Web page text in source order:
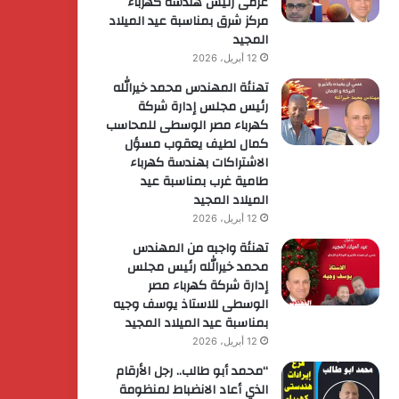
مركز شرق بمناسبة عيد الميلاد
المجيد
12 أبريل، 2026
تهنئة المهندس محمد خيرالله
رئيس مجلس إدارة شركة
كهرباء مصر الوسطى للمحاسب
كمال لطيف يعقوب مسؤل
الاشتراكات بهندسة كهرباء
طامية غرب بمناسبة عيد
الميلاد المجيد
12 أبريل، 2026
تهنئة واجبه من المهندس
محمد خيرالله رئيس مجلس
إدارة شركة كهرباء مصر
الوسطى للاستاذ يوسف وجيه
بمناسبة عيد الميلاد المجيد
12 أبريل، 2026
“محمد أبو طالب.. رجل الأرقام
الذي أعاد الانضباط لمنظومة